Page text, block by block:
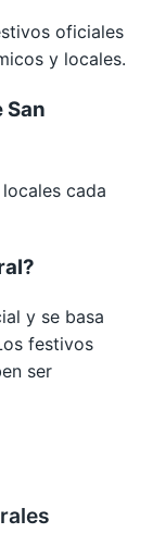
oficiales
y locales.
San
cada
y se basa
festivos
ser